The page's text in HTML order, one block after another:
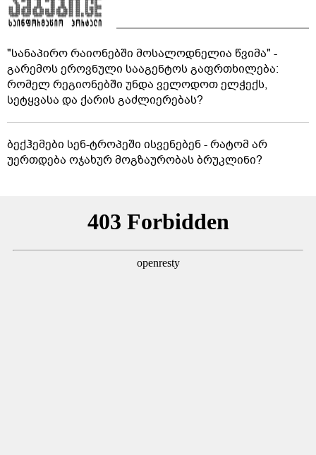
"სანაპირო რაიონებში მოსალოდნელია წვიმა" -
გარემოს ეროვნული სააგენტოს გაფრთხილება:
რომელ რეგიონებში უნდა ველოდოთ ელჭექს,
სეტყვასა და ქარის გაძლიერებას?
ბექჰემები სენ-ტროპეში ისვენებენ - რატომ არ
უერთდება ოჯახურ მოგზაურობას ბრუკლინი?